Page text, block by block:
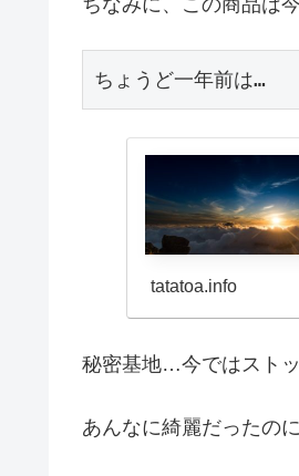
ちなみに、この商品は
ちょうど一年前は…
tatatoa.info
秘密基地…今ではスト
あんなに綺麗だったの